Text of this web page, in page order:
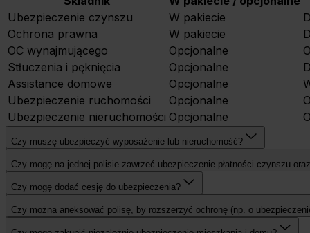
Ubezpieczenie czynszu
W pakiecie
Ochrona prawna
W pakiecie
OC wynajmującego
Opcjonalne
Stłuczenia i pęknięcia
Opcjonalne
Assistance domowe
Opcjonalne
Ubezpieczenie ruchomości
Opcjonalne
Ubezpieczenie nieruchomości Opcjonalne
Czy muszę ubezpieczyć wyposażenie lub nieruchomość?
Czy mogę na jednej polisie zawrzeć ubezpieczenie płatności czynszu
Czy mogę dodać cesję do ubezpieczenia?
Czy można aneksować polisę, by rozszerzyć ochronę (np. o